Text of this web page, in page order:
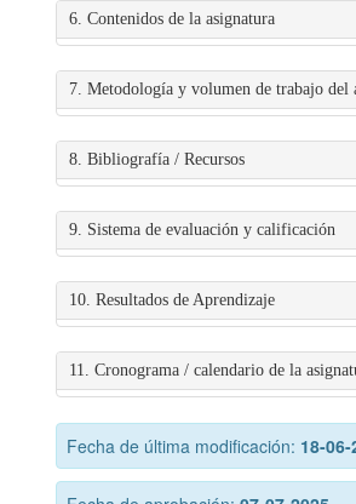
6. Contenidos de la asignatura
7. Metodología y volumen de trabajo del
8. Bibliografía / Recursos
9. Sistema de evaluación y calificación
10. Resultados de Aprendizaje
11. Cronograma / calendario de la
Fecha de última modificación: 18-